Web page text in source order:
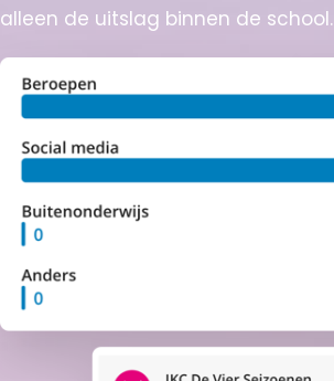
alleen de uitslag binnen de school.